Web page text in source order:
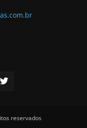
reservados